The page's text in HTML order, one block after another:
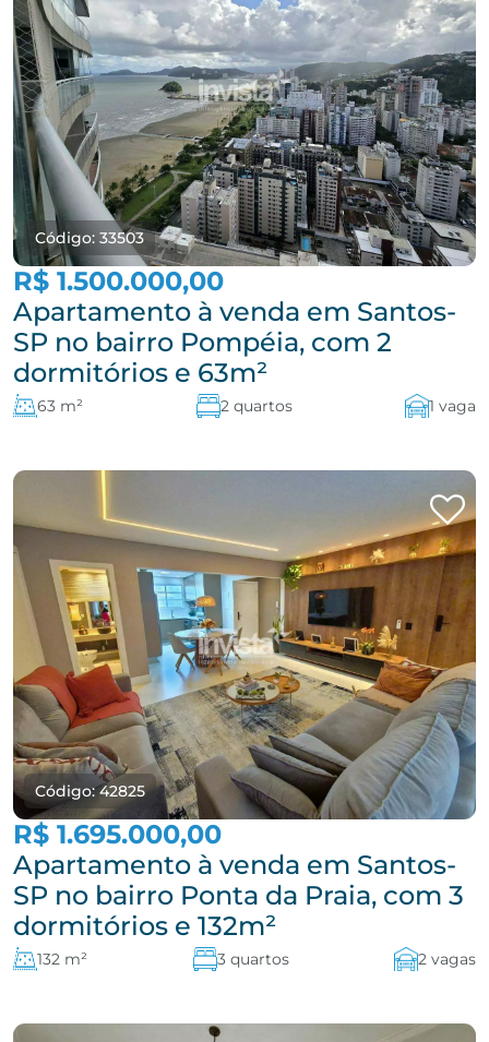
Código: 33503
R$ 1.500.000,00
Apartamento à venda em Santos-
SP no bairro Pompéia, com 2
dormitórios e 63m²
63 m² 2 quartos 1 vaga
Código: 42825
R$ 1.695.000,00
Apartamento à venda em Santos-
SP no bairro Ponta da Praia, com 3
dormitórios e 132m²
132 m² 3 quartos 2 vagas